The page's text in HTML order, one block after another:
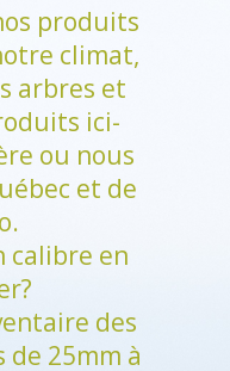
produits
climat,
arbres et
ici-
ou nous
et de
calibre en
des
25mm à